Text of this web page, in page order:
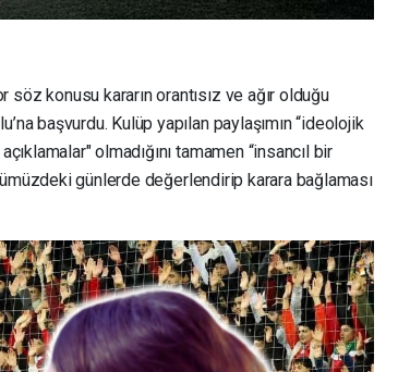
söz konusu kararın orantısız ve ağır olduğu
başvurdu. Kulüp yapılan paylaşımın “ideolojik
olmadığını tamamen “insancıl bir
günlerde değerlendirip karara bağlaması